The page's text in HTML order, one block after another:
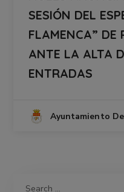
SESIÓN DEL
FLAMENCA” DE
ANTE LA ALTA
ENTRADAS
Ayuntamiento